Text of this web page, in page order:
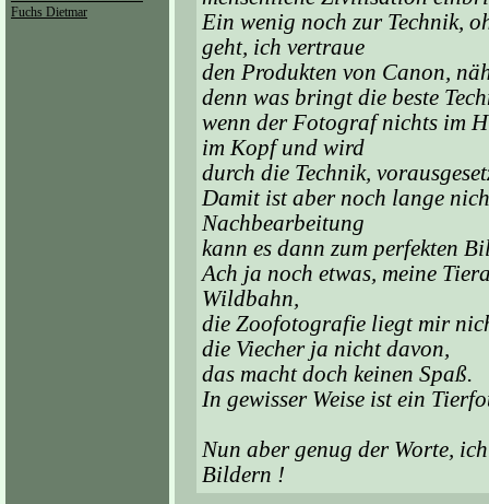
Fuchs Dietmar
Ein wenig noch zur Technik,
geht, ich vertraue
den Produkten von Canon,
denn was bringt die beste
wenn der Fotograf nichts im
im Kopf und wird
durch die Technik,
Damit ist aber noch lange
Nachbearbeitung
kann es dann zum perfekten
Ach ja noch etwas, meine
Wildbahn,
die Zoofotografie liegt mir
die Viecher ja nicht davon,
das macht doch keinen Spaß.
In gewisser Weise ist ein
Nun aber genug der Worte,
Bildern !